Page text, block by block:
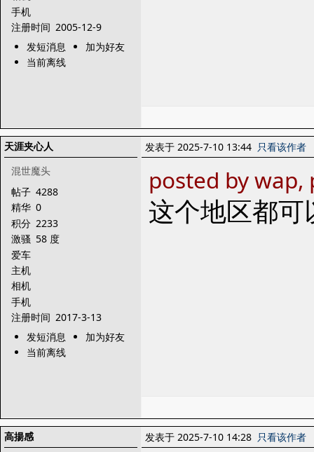
手机
注册时间 2005-12-9
发短消息
加为好友
当前离线
天涯夹心人
混世魔头
帖子 4288
精华 0
积分 2233
激骚 58 度
爱车
主机
相机
手机
注册时间 2017-3-13
发短消息
加为好友
当前离线
发表于 2025-7-10 13:44 只看该作者
posted by
这个地区都
高揚感
发表于 2025-7-10 14:28 只看该作者